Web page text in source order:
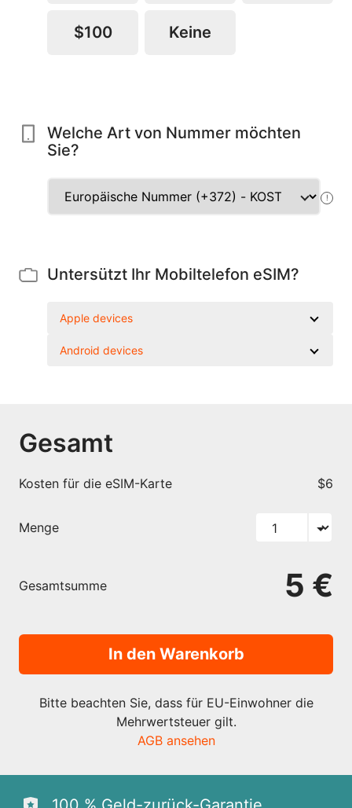
$100 Keine
Welche Art von Nummer möchten
Sie?
!
Untersützt Ihr Mobiltelefon eSIM?
Apple devices
Android devices
Gesamt
Kosten für die eSIM-Karte $6
Menge
Gesamtsumme 5 €
In den Warenkorb
Bitte beachten Sie, dass für EU-Einwohner die
Mehrwertsteuer gilt.
AGB ansehen